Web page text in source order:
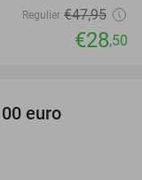
Regulier €47,95
€28,50
euro